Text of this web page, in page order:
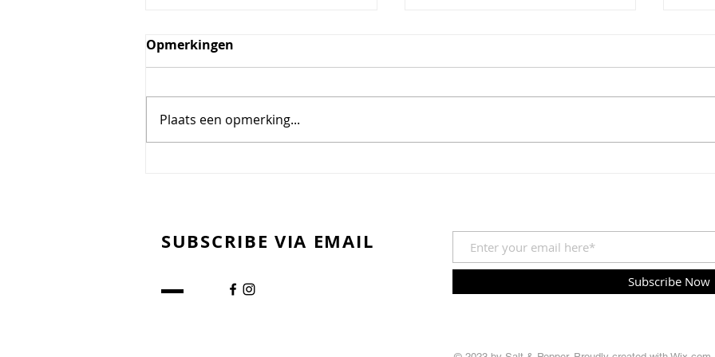
Bagel met roomkaas,
avocado en gerookte
zalmsalade is echt een
toppertje! Met nog een laagje
roomkaas en avocado kan het
Opmerkingen
Plaats een opmerking...
SUBSCRIBE VIA EMAIL
Subscribe Now